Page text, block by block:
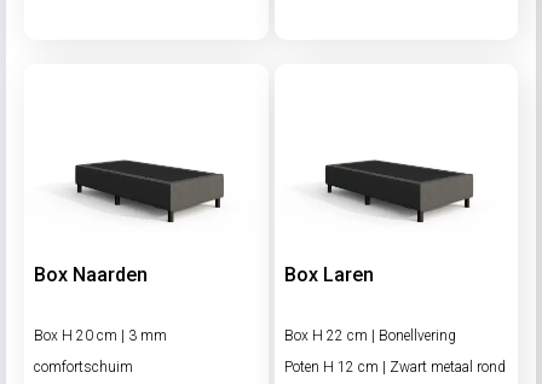
Box Naarden
Box H 20 cm | 3 mm
comfortschuim
Box Laren
Box H 22 cm | Bonellvering
Poten H 12 cm | Zwart metaal rond